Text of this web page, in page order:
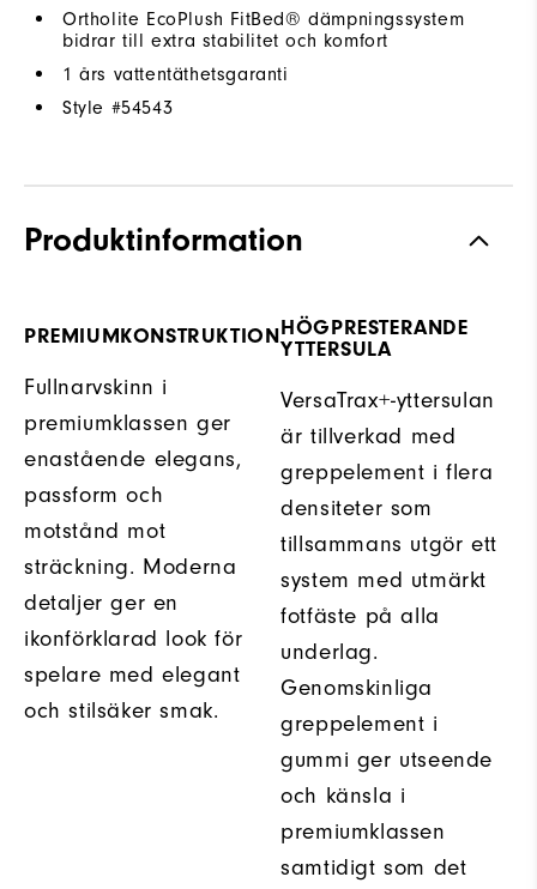
Ortholite EcoPlush FitBed® dämpningssystem
bidrar till extra stabilitet och komfort
1 års vattentäthetsgaranti
Style #54543
Produktinformation
PREMIUMKONSTRUKTION
Fullnarvskinn i
premiumklassen ger
enastående elegans,
passform och
motstånd mot
sträckning. Moderna
detaljer ger en
ikonförklarad look för
spelare med elegant
och stilsäker smak.
HÖGPRESTERANDE
YTTERSULA
VersaTrax+-yttersulan
är tillverkad med
greppelement i flera
densiteter som
tillsammans utgör ett
system med utmärkt
fotfäste på alla
underlag.
Genomskinliga
greppelement i
gummi ger utseende
och känsla i
premiumklassen
samtidigt som det